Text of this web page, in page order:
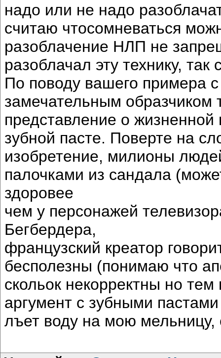
надо или не надо
считаю чтосомневаться
разоблачение НЛП не
разоблачал эту технику,
По поводу вашего примера
замечательным образчиком
представление о
зубной пасте. Поверте на
изобретение, милионы
палочками из сандала
здоровее
чем у персонажей
Бегбердера,
французский креатор
бесполезны (понимаю что
скольок некорректны но
аргумент с зубными
лъет воду на мою мельницу,